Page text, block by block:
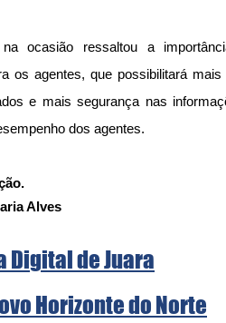
ocasião ressaltou a
os agentes, que possibilitará mais
e mais segurança nas
dos agentes.
Alves
Digital de Juara
Horizonte do Norte